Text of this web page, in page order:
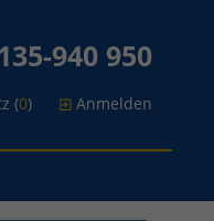
940 950
(0) Anmelden